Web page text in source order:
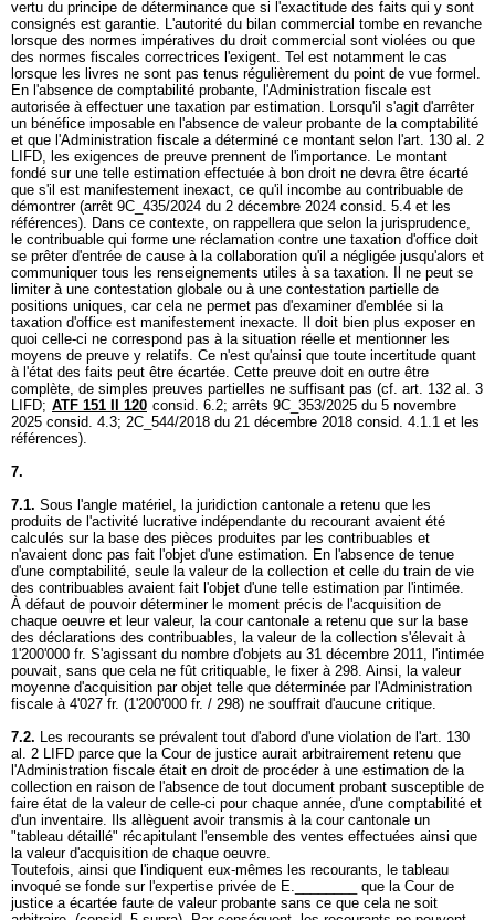
vertu du principe de déterminance que si l'exactitude des faits qui y sont
consignés est garantie. L'autorité du bilan commercial tombe en revanche
lorsque des normes impératives du droit commercial sont violées ou que
des normes fiscales correctrices l'exigent. Tel est notamment le cas
lorsque les livres ne sont pas tenus régulièrement du point de vue formel.
En l'absence de comptabilité probante, l'Administration fiscale est
autorisée à effectuer une taxation par estimation. Lorsqu'il s'agit d'arrêter
un bénéfice imposable en l'absence de valeur probante de la comptabilité
et que l'Administration fiscale a déterminé ce montant selon l'art. 130 al. 2
LIFD, les exigences de preuve prennent de l'importance. Le montant
fondé sur une telle estimation effectuée à bon droit ne devra être écarté
que s'il est manifestement inexact, ce qu'il incombe au contribuable de
démontrer (arrêt 9C_435/2024 du 2 décembre 2024 consid. 5.4 et les
références). Dans ce contexte, on rappellera que selon la jurisprudence,
le contribuable qui forme une réclamation contre une taxation d'office doit
se prêter d'entrée de cause à la collaboration qu'il a négligée jusqu'alors et
communiquer tous les renseignements utiles à sa taxation. Il ne peut se
limiter à une contestation globale ou à une contestation partielle de
positions uniques, car cela ne permet pas d'examiner d'emblée si la
taxation d'office est manifestement inexacte. Il doit bien plus exposer en
quoi celle-ci ne correspond pas à la situation réelle et mentionner les
moyens de preuve y relatifs. Ce n'est qu'ainsi que toute incertitude quant
à l'état des faits peut être écartée. Cette preuve doit en outre être
complète, de simples preuves partielles ne suffisant pas (cf. art. 132 al. 3
LIFD; ATF 151 II 120 consid. 6.2; arrêts 9C_353/2025 du 5 novembre
2025 consid. 4.3; 2C_544/2018 du 21 décembre 2018 consid. 4.1.1 et les
références).
7.
7.1. Sous l'angle matériel, la juridiction cantonale a retenu que les
produits de l'activité lucrative indépendante du recourant avaient été
calculés sur la base des pièces produites par les contribuables et
n'avaient donc pas fait l'objet d'une estimation. En l'absence de tenue
d'une comptabilité, seule la valeur de la collection et celle du train de vie
des contribuables avaient fait l'objet d'une telle estimation par l'intimée.
À défaut de pouvoir déterminer le moment précis de l'acquisition de
chaque oeuvre et leur valeur, la cour cantonale a retenu que sur la base
des déclarations des contribuables, la valeur de la collection s'élevait à
1'200'000 fr. S'agissant du nombre d'objets au 31 décembre 2011, l'intimée
pouvait, sans que cela ne fût critiquable, le fixer à 298. Ainsi, la valeur
moyenne d'acquisition par objet telle que déterminée par l'Administration
fiscale à 4'027 fr. (1'200'000 fr. / 298) ne souffrait d'aucune critique.
7.2. Les recourants se prévalent tout d'abord d'une violation de l'art. 130
al. 2 LIFD parce que la Cour de justice aurait arbitrairement retenu que
l'Administration fiscale était en droit de procéder à une estimation de la
collection en raison de l'absence de tout document probant susceptible de
faire état de la valeur de celle-ci pour chaque année, d'une comptabilité et
d'un inventaire. Ils allèguent avoir transmis à la cour cantonale un
"tableau détaillé" récapitulant l'ensemble des ventes effectuées ainsi que
la valeur d'acquisition de chaque oeuvre.
Toutefois, ainsi que l'indiquent eux-mêmes les recourants, le tableau
invoqué se fonde sur l'expertise privée de E.________ que la Cour de
justice a écartée faute de valeur probante sans ce que cela ne soit